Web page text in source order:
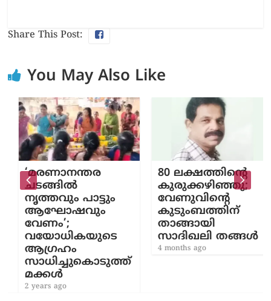
Share This Post:
You May Also Like
‘മരണാനന്തര
ചടങ്ങില്‍
നൃത്തവും പാട്ടും
ആഘോഷവും
വേണം’;
വയോധികയുടെ
ആഗ്രഹം
സാധിച്ചുകൊടുത്ത്
മക്കള്‍
2 years ago
80 ലക്ഷത്തിന്‍റെ
കുരുക്കഴിഞ്ഞു;
വേണുവിന്‍റെ
കുടുംബത്തിന്
താങ്ങായി
സാദിഖലി തങ്ങൾ
4 months ago